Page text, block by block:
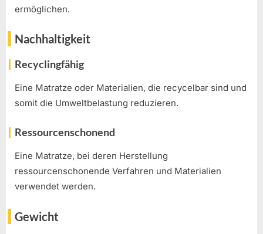
ermöglichen.
Nachhaltigkeit
Recyclingfähig
Eine Matratze oder Materialien, die recycelbar sind und
somit die Umweltbelastung reduzieren.
Ressourcenschonend
Eine Matratze, bei deren Herstellung
ressourcenschonende Verfahren und Materialien
verwendet werden.
Gewicht